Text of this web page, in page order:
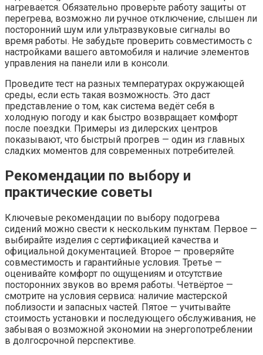
нагревается. Обязательно проверьте работу защиты от
перегрева, возможно ли ручное отключение, слышен ли
посторонний шум или ультразвуковые сигналы во
время работы. Не забудьте проверить совместимость с
настройками вашего автомобиля и наличие элементов
управления на панели или в консоли.
Проведите тест на разных температурах окружающей
среды, если есть такая возможность. Это даст
представление о том, как система ведёт себя в
холодную погоду и как быстро возвращает комфорт
после поездки. Примеры из дилерских центров
показывают, что быстрый прогрев — один из главных
сладких моментов для современных потребителей.
Рекомендации по выбору и
практические советы
Ключевые рекомендации по выбору подогрева
сидений можно свести к нескольким пунктам. Первое —
выбирайте изделия с сертификацией качества и
официальной документацией. Второе — проверяйте
совместимость и гарантийные условия. Третье —
оценивайте комфорт по ощущениям и отсутствие
посторонних звуков во время работы. Четвёртое —
смотрите на условия сервиса: наличие мастерской
поблизости и запасных частей. Пятое — учитывайте
стоимость установки и последующего обслуживания, не
забывая о возможной экономии на энергопотреблении
в долгосрочной перспективе.